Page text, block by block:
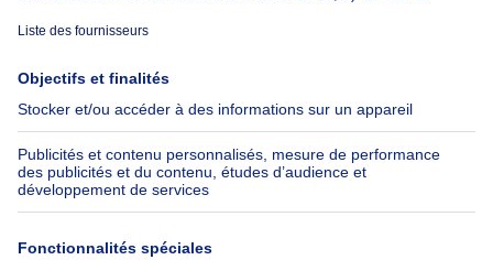
Immoweb
Presse
Emplois
Groupe Axel Springer
SeLoger.com
Immowelt.de
Belfius
Assurances
Check-list déménagement